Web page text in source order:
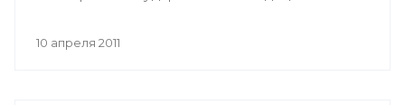
Российского общества урологов в РБ.
10 апреля 2011